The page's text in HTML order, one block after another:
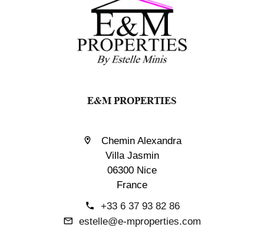
E&M PROPERTIES
Chemin Alexandra
Villa Jasmin
06300 Nice
France
+33 6 37 93 82 86
estelle@e-mproperties.com